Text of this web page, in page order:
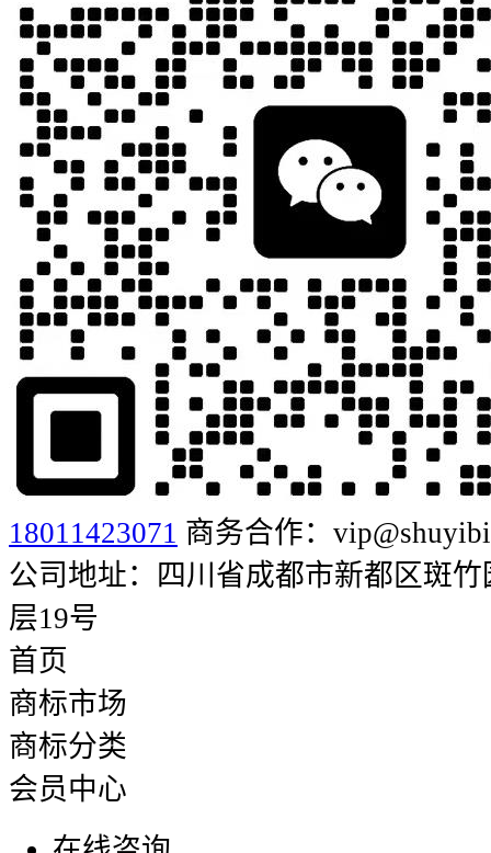
18011423071 商务合作：
公司地址：四川省成都市新都区斑
层19号
首页
商标市场
商标分类
会员中心